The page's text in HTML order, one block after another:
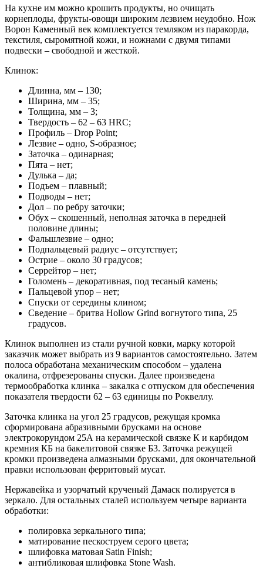
На кухне им можно крошить продукты, но очищать
корнеплоды, фрукты-овощи широким лезвием неудобно. Нож
Ворон Каменный век комплектуется темляком из паракорда,
текстиля, сыромятной кожи, и ножнами с двумя типами
подвески – свободной и жесткой.
Клинок:
Длинна, мм – 130;
Ширина, мм – 35;
Толщина, мм – 3;
Твердость – 62 – 63 HRC;
Профиль – Drop Point;
Лезвие – одно, S-образное;
Заточка – одинарная;
Пята – нет;
Дулька – да;
Подъем – плавный;
Подводы – нет;
Дол – по ребру заточки;
Обух – скошенный, неполная заточка в передней
половине длины;
Фальшлезвие – одно;
Подпальцевый радиус – отсутствует;
Острие – около 30 градусов;
Серрейтор – нет;
Голомень – декоративная, под тесаный камень;
Пальцевой упор – нет;
Спуски от середины клином;
Сведение – бритва Hollow Grind вогнутого типа, 25
градусов.
Клинок выполнен из стали ручной ковки, марку которой
заказчик может выбрать из 9 вариантов самостоятельно. Затем
полоса обработана механическим способом – удалена
окалина, отфрезерованы спуски. Далее произведена
термообработка клинка – закалка с отпуском для обеспечения
показателя твердости 62 – 63 единицы по Роквеллу.
Заточка клинка на угол 25 градусов, режущая кромка
сформирована абразивными брусками на основе
электрокорундом 25А на керамической связке К и карбидом
кремния КБ на бакелитовой связке Б3. Заточка режущей
кромки произведена алмазными брусками, для окончательной
правки использован ферритовый мусат.
Нержавейка и узорчатый крученый Дамаск полируется в
зеркало. Для остальных сталей используем четыре варианта
обработки:
полировка зеркального типа;
матирование пескоструем серого цвета;
шлифовка матовая Satin Finish;
антибликовая шлифовка Stone Wash.